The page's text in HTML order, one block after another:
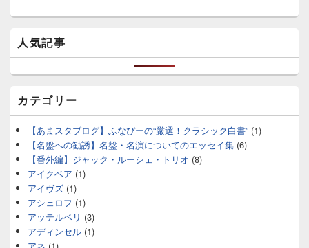
人気記事
カテゴリー
【あまスタブログ】ふなぴーの“厳選！クラシック白書” (1)
【名盤への勧誘】名盤・名演についてのエッセイ集 (6)
【番外編】ジャック・ルーシェ・トリオ (8)
アイクベア (1)
アイヴズ (1)
アシェロフ (1)
アッテルベリ (3)
アディンセル (1)